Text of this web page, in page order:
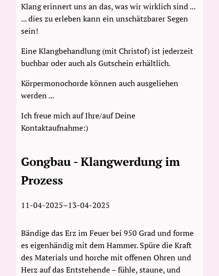
Klang erinnert uns an das, was wir wirklich sind ...
... dies zu erleben kann ein unschätzbarer Segen
sein!
Eine Klangbehandlung (mit Christof) ist jederzeit
buchbar oder auch als Gutschein erhältlich.
Körpermonochorde können auch ausgeliehen
werden ...
Ich freue mich auf Ihre/auf Deine
Kontaktaufnahme:)
Gongbau - Klangwerdung im
Prozess
11-04-2025–13-04-2025
Bändige das Erz im Feuer bei 950 Grad und forme
es eigenhändig mit dem Hammer. Spüre die Kraft
des Materials und horche mit offenen Ohren und
Herz auf das Entstehende – fühle, staune, und